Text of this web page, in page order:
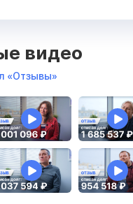
видео
«Отзывы»